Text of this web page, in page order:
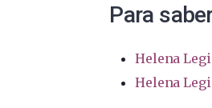
Para
Helena
Helena